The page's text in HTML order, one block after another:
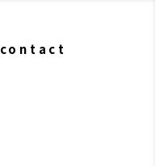
contact